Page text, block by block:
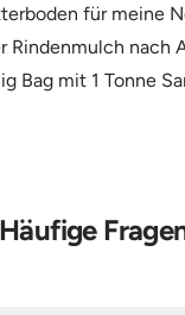
für meine
Rindenmulch nach
Bag mit 1 Tonne
Häufige